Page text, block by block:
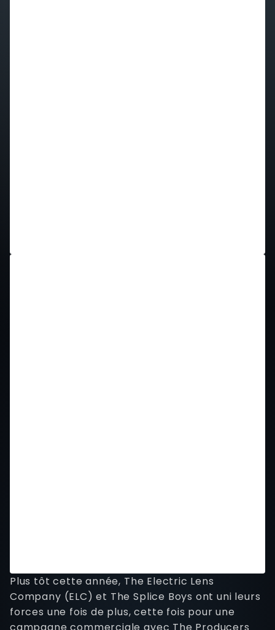
Plus tôt cette année, The Electric Lens
Company (ELC) et The Splice Boys ont uni leurs
forces une fois de plus, cette fois pour une